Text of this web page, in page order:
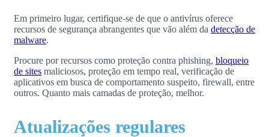
Em primeiro lugar, certifique-se de que o antivírus oferece
recursos de segurança abrangentes que vão além da detecção de
malware.
Procure por recursos como proteção contra phishing, bloqueio
de sites maliciosos, proteção em tempo real, verificação de
aplicativos em busca de comportamento suspeito, firewall, entre
outros. Quanto mais camadas de proteção, melhor.
Atualizações regulares